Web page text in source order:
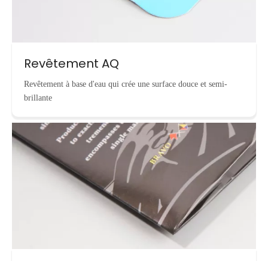
Revêtement AQ
Revêtement à base d'eau qui crée une surface douce et semi-
brillante